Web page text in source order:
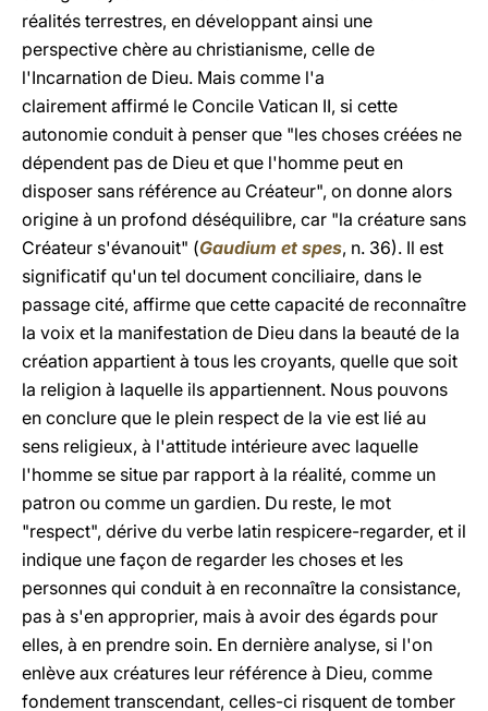
réalités terrestres, en développant ainsi une
perspective chère au christianisme, celle de
l'Incarnation de Dieu. Mais comme l'a
clairement affirmé le Concile Vatican II, si cette
autonomie conduit à penser que "les choses créées ne
dépendent pas de Dieu et que l'homme peut en
disposer sans référence au Créateur", on donne alors
origine à un profond déséquilibre, car "la créature sans
Créateur s'évanouit" (Gaudium et spes, n. 36). Il est
significatif qu'un tel document conciliaire, dans le
passage cité, affirme que cette capacité de reconnaître
la voix et la manifestation de Dieu dans la beauté de la
création appartient à tous les croyants, quelle que soit
la religion à laquelle ils appartiennent. Nous pouvons
en conclure que le plein respect de la vie est lié au
sens religieux, à l'attitude intérieure avec laquelle
l'homme se situe par rapport à la réalité, comme un
patron ou comme un gardien. Du reste, le mot
"respect", dérive du verbe latin respicere-regarder, et il
indique une façon de regarder les choses et les
personnes qui conduit à en reconnaître la consistance,
pas à s'en approprier, mais à avoir des égards pour
elles, à en prendre soin. En dernière analyse, si l'on
enlève aux créatures leur référence à Dieu, comme
fondement transcendant, celles-ci risquent de tomber